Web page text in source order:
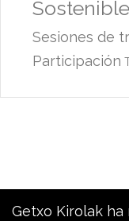
Sostenible
Sesiones de
Participación
Getxo Kirolak